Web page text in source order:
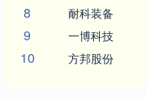
8 耐科装备
9 一博科技
10 方邦股份